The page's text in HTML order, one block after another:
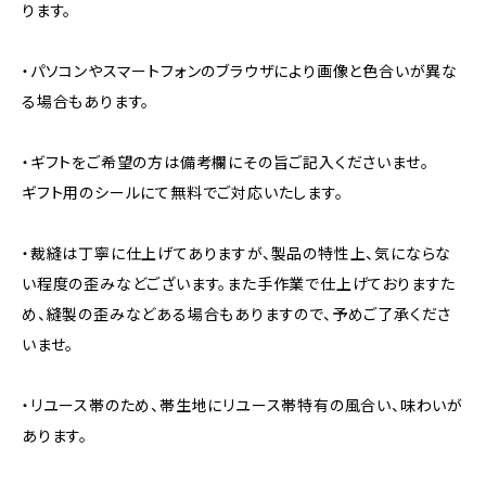
ります。
・パソコンやスマートフォンのブラウザにより画像と色合いが異な
る場合もあります。
・ギフトをご希望の方は備考欄にその旨ご記入くださいませ。
ギフト用のシールにて無料でご対応いたします。
・裁縫は丁寧に仕上げてありますが、製品の特性上、気にならな
い程度の歪みなどございます。また手作業で仕上げておりますた
め、縫製の歪みなどある場合もありますので、予めご了承くださ
いませ。
・リユース帯のため、帯生地にリユース帯特有の風合い、味わいが
あります。